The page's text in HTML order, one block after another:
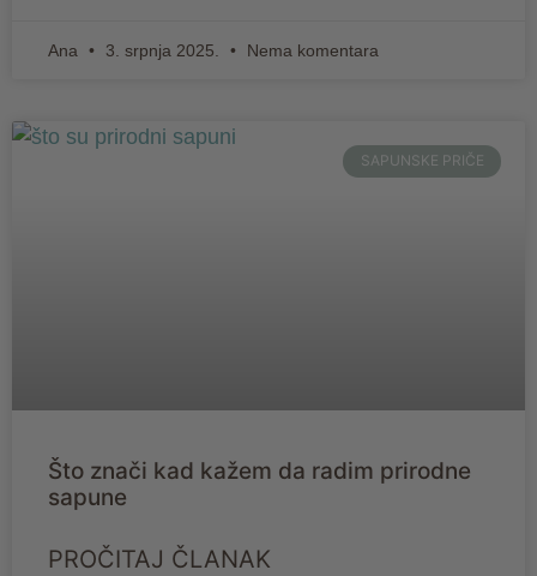
Ana 3. srpnja 2025. Nema komentara
SAPUNSKE PRIČE
Što znači kad kažem da radim prirodne
sapune
PROČITAJ ČLANAK